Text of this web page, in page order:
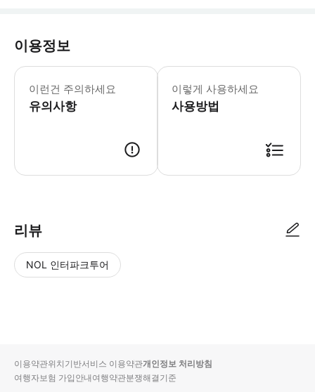
이용정보
이런건 주의하세요
유의사항
어린이 정책: - 17세 미만 어린이는 무
이렇게 사용하세요
사용방법
리뷰
NOL 인터파크투어
입니
다.
순
상
이용약관위치기반서비스 이용약관개인정보 처리방침
여행자보험 가입안내여행약관분쟁해결기준